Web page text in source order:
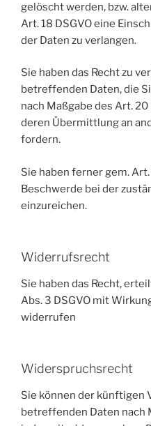
gelöscht werden, bzw.
Art. 18 DSGVO eine
der Daten zu verlangen.
Sie haben das Recht zu
betreffenden Daten, die
nach Maßgabe des Art.
deren Übermittlung an
fordern.
Sie haben ferner gem. Art.
Beschwerde bei der
einzureichen.
Widerrufsrecht
Sie haben das Recht,
Abs. 3 DSGVO mit
widerrufen
Widerspruchsrecht
Sie können der künftigen
betreffenden Daten nach